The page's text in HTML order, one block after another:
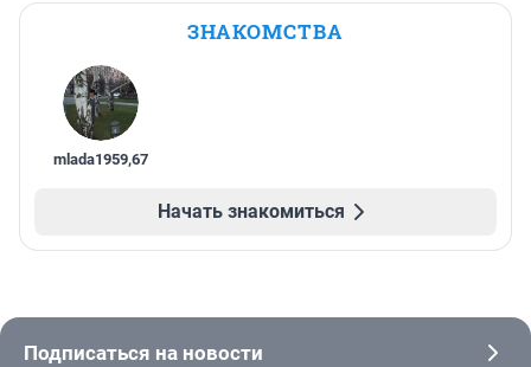
ЗНАКОМСТВА
mlada1959,67
Начать знакомиться
Подписаться на новости